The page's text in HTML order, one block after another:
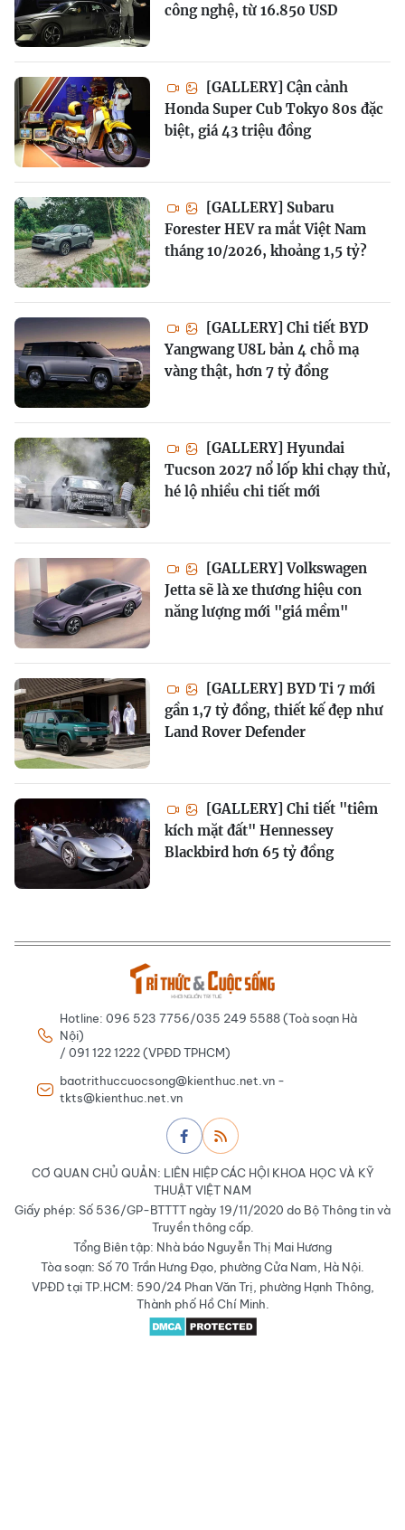
công nghệ, từ 16.850 USD
[GALLERY] Cận cảnh
Honda Super Cub Tokyo 80s đặc
biệt, giá 43 triệu đồng
[GALLERY] Subaru
Forester HEV ra mắt Việt Nam
tháng 10/2026, khoảng 1,5 tỷ?
[GALLERY] Chi tiết BYD
Yangwang U8L bản 4 chỗ mạ
vàng thật, hơn 7 tỷ đồng
[GALLERY] Hyundai
Tucson 2027 nổ lốp khi chạy thử,
hé lộ nhiều chi tiết mới
[GALLERY] Volkswagen
Jetta sẽ là xe thương hiệu con
năng lượng mới "giá mềm"
[GALLERY] BYD Ti 7 mới
gần 1,7 tỷ đồng, thiết kế đẹp như
Land Rover Defender
[GALLERY] Chi tiết "tiêm
kích mặt đất" Hennessey
Blackbird hơn 65 tỷ đồng
Hotline: 096 523 7756/035 249 5588 (Toà soạn Hà
Nội)
/ 091 122 1222 (VPĐD TPHCM)
baotrithuccuocsong@kienthuc.net.vn -
tkts@kienthuc.net.vn
CƠ QUAN CHỦ QUẢN: LIÊN HIỆP CÁC HỘI KHOA HỌC VÀ KỸ
THUẬT VIỆT NAM
Giấy phép: Số 536/GP-BTTTT ngày 19/11/2020 do Bộ Thông tin và
Truyền thông cấp.
Tổng Biên tập: Nhà báo Nguyễn Thị Mai Hương
Tòa soạn: Số 70 Trần Hưng Đạo, phường Cửa Nam, Hà Nội.
VPĐD tại TP.HCM: 590/24 Phan Văn Trị, phường Hạnh Thông,
Thành phố Hồ Chí Minh.